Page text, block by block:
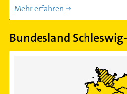
Mehr erfahren
Bundesland